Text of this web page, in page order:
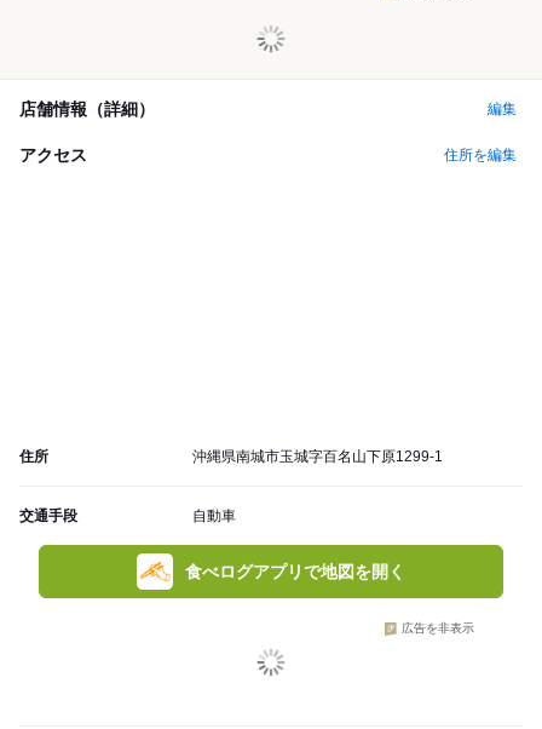
店舗情報（詳細） 編集
アクセス 住所を編集
住所 沖縄県南城市玉城字百名山下原1299-1
交通手段 自動車
食べログアプリで地図を開く
広告を非表示